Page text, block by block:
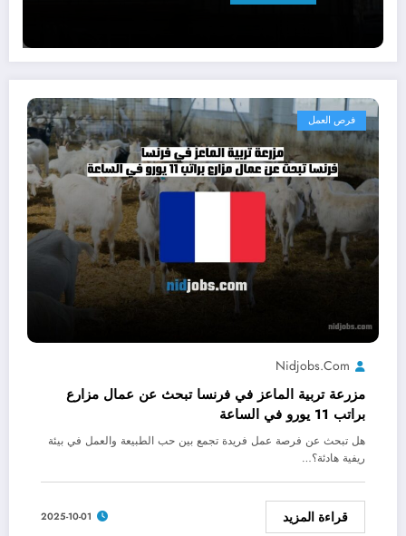
فرص العمل
Nidjobs.com
مزرعة تربية الماعز في فرنسا تبحث عن عمال مزارع
براتب 11 يورو في الساعة
هل تبحث عن فرصة عمل فريدة تجمع بين حب الطبيعة والعمل في بيئة
ريفية هادئة؟…
قراءة المزيد 2025-10-01